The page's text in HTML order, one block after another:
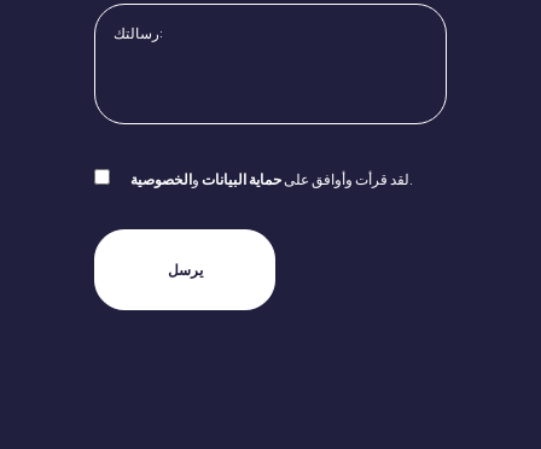
لقد قرأت وأوافق علىحماية البياناتوالخصوصية .